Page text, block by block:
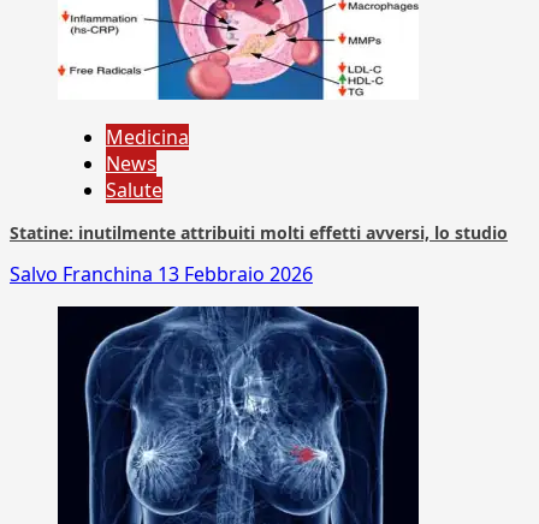
Medicina
News
Salute
Statine: inutilmente attribuiti molti effetti avversi, lo studio
Salvo Franchina 13 Febbraio 2026